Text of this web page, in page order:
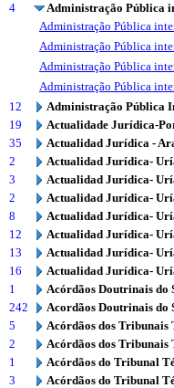
4
Administração Pública
Administração Pública
Administração Pública
Administração Pública
Administração Pública
12
Administração Pública
19
Actualidade Jurídica-
35
Actualidad Jurídica -
2
Actualidad Jurídica-
3
Actualidad Jurídica-
2
Actualidad Jurídica-
8
Actualidad Jurídica-
12
Actualidad Jurídica-
13
Actualidad Jurídica-
16
Actualidad Jurídica-
1
Acórdãos Doutrinais
242
Acordãos Doutrinais
5
Acórdãos dos Tribunais
2
Acórdãos dos Tribunais
1
Acórdãos do Tribunal
3
Acórdãos do Tribunal